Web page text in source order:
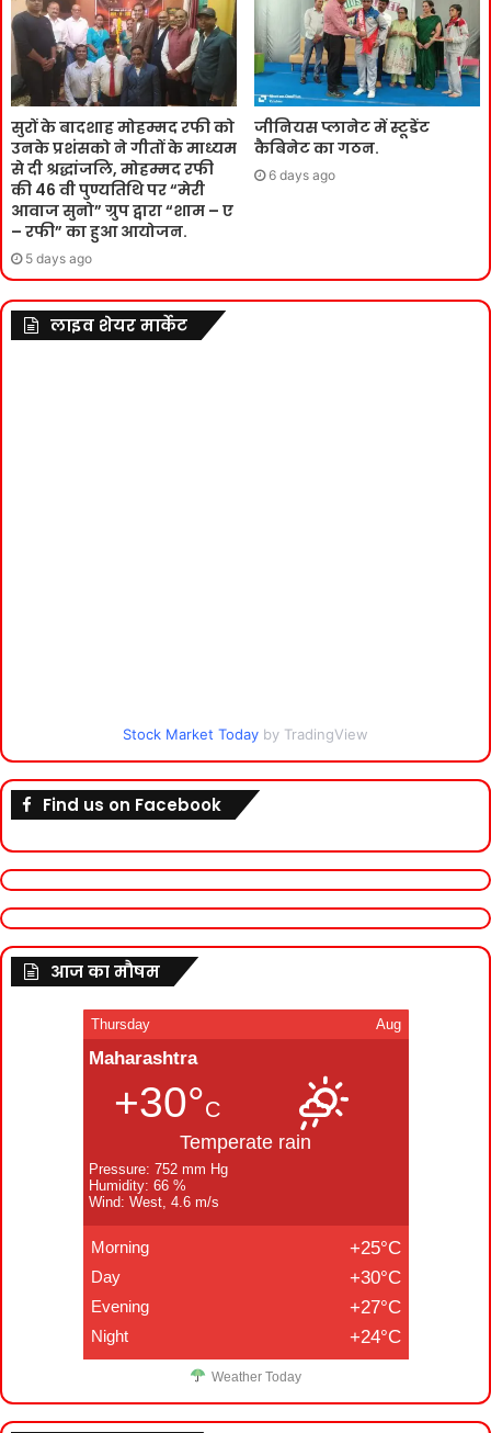
सुरों के बादशाह मोहम्मद रफी को
उनके प्रशंसको ने गीतों के माध्यम
से दी श्रद्धांजलि, मोहम्मद रफी
की 46 वी पुण्यतिथि पर “मेरी
आवाज सुनो” ग्रुप द्वारा “शाम – ए
– रफी” का हुआ आयोजन.
5 days ago
जीनियस प्लानेट में स्टूडेंट
कैबिनेट का गठन.
6 days ago
लाइव शेयर मार्केट
Stock Market Today by TradingView
Find us on Facebook
आज का मौषम
Thursday Aug
Maharashtra
+30°C
Temperate rain
Pressure: 752 mm Hg
Humidity: 66 %
Wind: West, 4.6 m/s
Morning +25°C
Day +30°C
Evening +27°C
Night +24°C
Weather Today